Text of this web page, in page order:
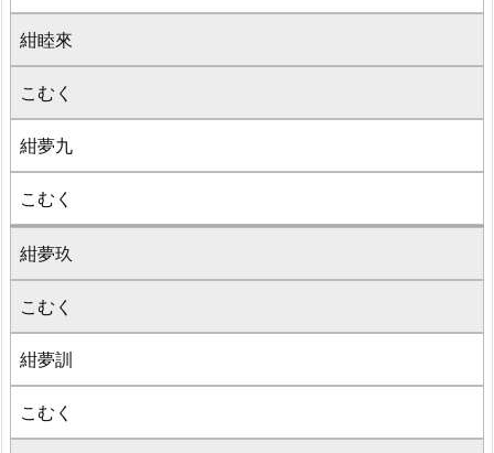
紺睦來
こむく
紺夢九
こむく
紺夢玖
こむく
紺夢訓
こむく